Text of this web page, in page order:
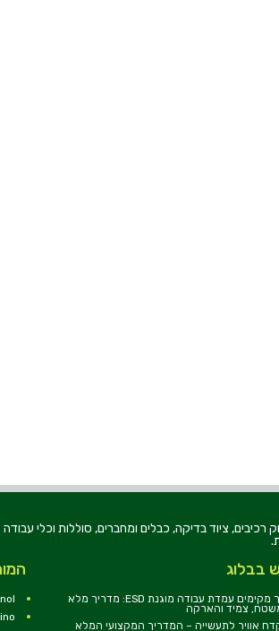
מובילה ארצית בתחום יבוא ושיווק רכיבים, ציוד בדיקה, כבלים ומחברים,
בבלוג
איך מקימים עמדת עבודה מוגנת ESD: מדריך מלא
צמיד והארקה
אוויר לתעשייה – המדריך המקצועי המלא